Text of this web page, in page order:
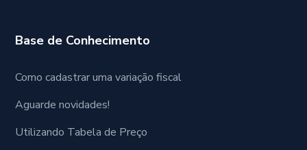
Base de Conhecimento
Como cadastrar uma variação fiscal
Aguarde novidades!
Utilizando Tabela de Preço